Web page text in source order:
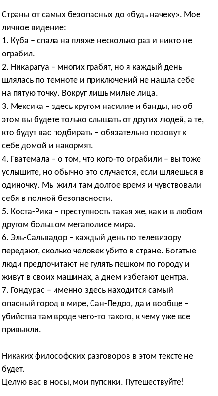
Страны от самых безопасных до «будь начеку». Мое
личное видение:
1. Куба – спала на пляже несколько раз и никто не
ограбил.
2. Никарагуа – многих грабят, но я каждый день
шлялась по темноте и приключений не нашла себе
на пятую точку. Вокруг лишь милые лица.
3. Мексика – здесь кругом насилие и банды, но об
этом вы будете только слышать от других людей, а те,
кто будут вас подбирать – обязательно позовут к
себе домой и накормят.
4. Гватемала – о том, что кого-то ограбили – вы тоже
услышите, но обычно это случается, если шляешься в
одиночку. Мы жили там долгое время и чувствовали
себя в полной безопасности.
5. Коста-Рика – преступность такая же, как и в любом
другом большом мегаполисе мира.
6. Эль-Сальвадор – каждый день по телевизору
передают, сколько человек убито в стране. Богатые
люди предпочитают не гулять пешком по городу и
живут в своих машинах, а днем избегают центра.
7. Гондурас – именно здесь находится самый
опасный город в мире, Сан-Педро, да и вообще –
убийства там вроде чего-то такого, к чему уже все
привыкли.
Никаких философских разговоров в этом тексте не
будет.
Целую вас в носы, мои пупсики. Путешествуйте!